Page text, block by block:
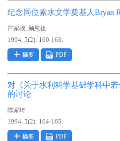
纪念同位素水文学奠基人Bryan
严家骙, 顾慰祖
1994, 5(2): 160-163.
摘要 PDF
对《关于水利科学基础学科中
的讨论
陈家琦
1994, 5(2): 164-165.
摘要 PDF